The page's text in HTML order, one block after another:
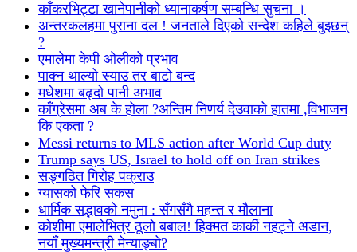
काँकरभिट्टा खानेपानीको ध्यानाकर्षण सम्बन्धि सुचना ।
अन्तरकलहमा पुराना दल ! जनताले दिएको सन्देश कहिले बुझ्छन्
?
एमालेमा केपी ओलीको प्रभाव
पाक्न थाल्यो स्याउ तर बाटो बन्द
मधेशमा बढ्दो पानी अभाव
काँग्रेसमा अब के होला ?अन्तिम निणर्य देउवाको हातमा ,विभाजन
कि एकता ?
Messi returns to MLS action after World Cup duty
Trump says US, Israel to hold off on Iran strikes
सङ्गठित गिरोह पक्राउ
ग्यासको फेरि सकस
धार्मिक सद्भावको नमुना : सँगसँगै महन्त र मौलाना
कोशीमा एमालेभित्र ठूलो बबाल! हिक्मत कार्की नहट्ने अडान,
नयाँ मुख्यमन्त्री मेन्याङ्बो?